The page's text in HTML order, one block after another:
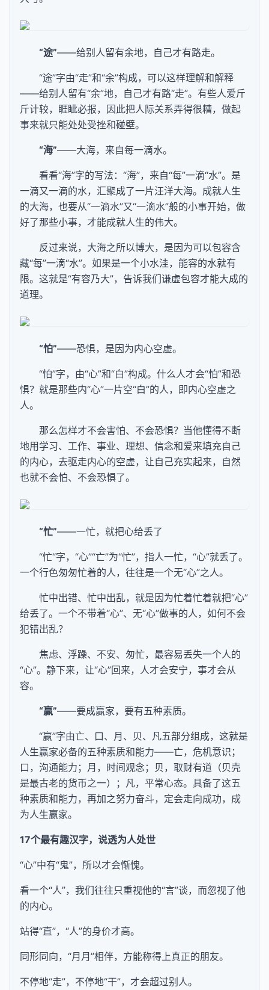
“途”——给别人留有余地，自己才有路走。
“途”字由“走”和“余”构成，可以这样理解和解释
——给别人留有“余”地，自己才有路“走”。有些人爱斤
斤计较，睚眦必报，因此把人际关系弄得很糟，做起
事来就只能处处受挫和碰壁。
“海”——大海，来自每一滴水。
看看“海”字的写法：“海”，来自“每”一滴“水”。是
一滴又一滴的水，汇聚成了一片汪洋大海。成就人生
的大海，也要从“一滴水”又“一滴水”般的小事开始，做
好了那些小事，才能成就人生的伟大。
反过来说，大海之所以博大，是因为可以包容含
藏“每”一滴“水”。如果是一个小水洼，能容的水就有
限。这就是“有容乃大”，告诉我们谦虚包容才能大成的
道理。
“怕”——恐惧，是因为内心空虚。
“怕”字，由“心”和“白”构成。什么人才会“怕”和恐
惧？就是那些内“心”一片空“白”的人，即内心空虚之
人。
那么怎样才不会害怕、不会恐惧？当他懂得不断
地用学习、工作、事业、理想、信念和爱来填充自己
的内心，去驱走内心的空虚，让自己充实起来，自然
也就不会怕、不会恐惧了。
“忙”——一忙，就把心给丢了
“忙“字，“心”“亡”为“忙”，指人一忙，“心”就丢了。
一个行色匆匆忙着的人，往往是一个无“心”之人。
忙中出错、忙中出乱，就是因为忙着忙着就把“心”
给丢了。一个不带着“心”、无“心”做事的人，如何不会
犯错出乱？
焦虑、浮躁、不安、匆忙，最容易丢失一个人的
“心”。静下来，让“心”回来，人才会安宁，事才会从
容。
“赢”——要成赢家，要有五种素质。
“赢”字由亡、口、月、贝、凡五部分组成，这就是
人生赢家必备的五种素质和能力——亡，危机意识；
口，沟通能力；月，时间观念；贝，取财有道（贝壳
是最古老的货币之一）；凡，平常心态。具备了这五
种素质和能力，再加之努力奋斗，定会走向成功，成
为人生赢家。
17个最有趣汉字，说透为人处世
“心”中有“鬼”，所以才会惭愧。
看一个“人”，我们往往只重视他的“言”谈，而忽视了他
的内心。
站得“直”，“人”的身价才高。
同形同向，“月月”相伴，方能称得上真正的朋友。
不停地“走”，不停地“干”，才会超过别人。